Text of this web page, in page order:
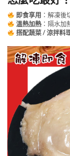
即食享用 ：解凍後
溫熱加熱：隔水加
搭配蔬菜 / 涼拌料